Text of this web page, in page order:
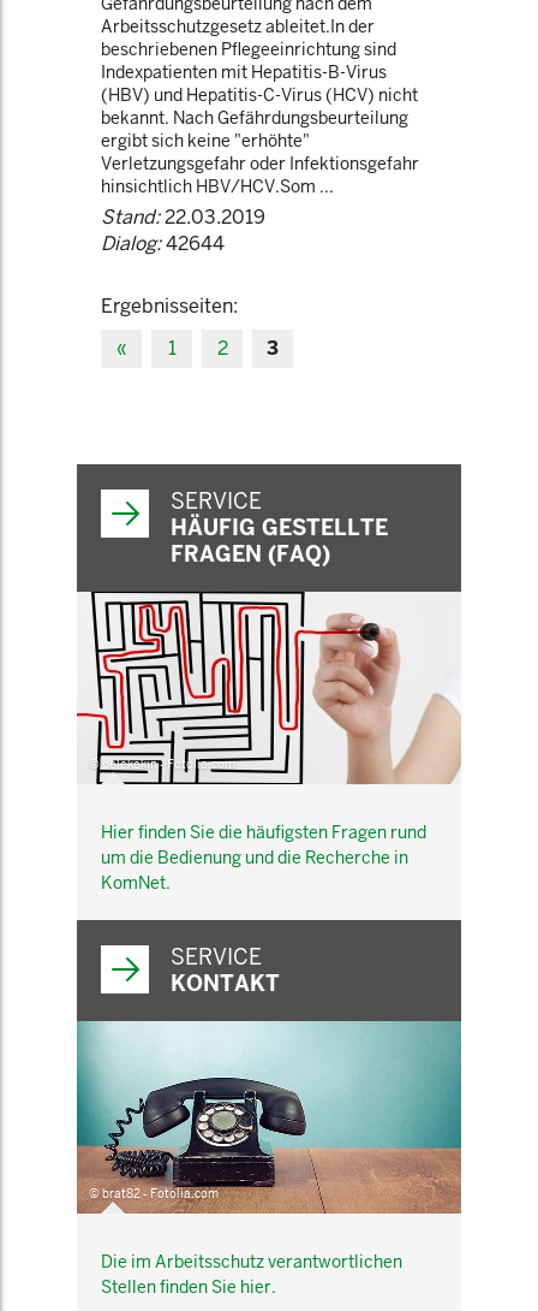
Arbeitsschutzgesetz ableitet.In der
beschriebenen Pflegeeinrichtung sind
Indexpatienten mit Hepatitis-B-Virus
(HBV) und Hepatitis-C-Virus (HCV) nicht
bekannt. Nach Gefährdungsbeurteilung
ergibt sich keine "erhöhte"
Verletzungsgefahr oder Infektionsgefahr
hinsichtlich HBV/HCV.Som ...
Stand:22.03.2019
Dialog:42644
Ergebnisseiten:
«
1 2 3
SERVICE
HÄUFIG GESTELLTE
FRAGEN (FAQ)
© belekekin - Fotolia.com
Hier finden Sie die häufigsten Fragen rund
um die Bedienung und die Recherche in
KomNet.
SERVICE
KONTAKT
© brat82 - Fotolia.com
Die im Arbeitsschutz verantwortlichen
Stellen finden Sie hier.